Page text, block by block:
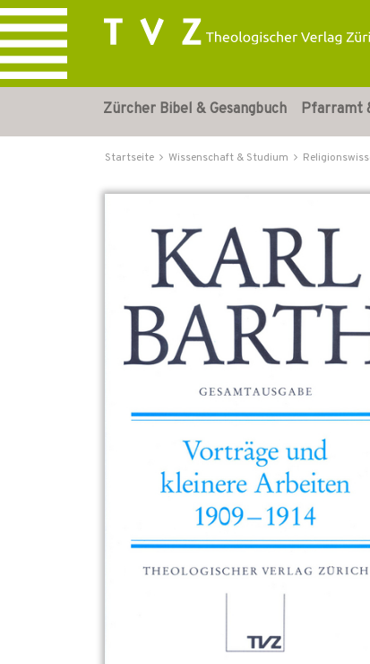
Zürcher Bibel & Gesangbuch Pfarramt
Startseite Wissenschaft & Studium